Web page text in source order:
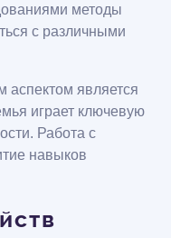
методы
с различными
является
играет ключевую
Работа с
навыков